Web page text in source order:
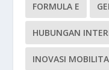
FORMULA E
HUBUNGAN
INOVASI